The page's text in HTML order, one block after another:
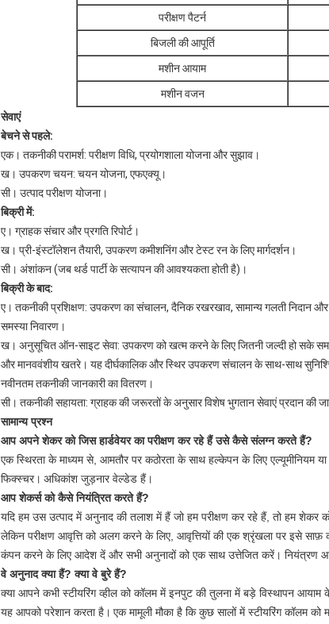
परीक्षण पैटर्न
बिजली की आपूर्ति
मशीन आयाम
मशीन वजन
सेवाएं
बेचने से पहले:
एक। तकनीकी परामर्श: परीक्षण विधि, प्रयोगशाला योजना और सुझाव।
ख। उपकरण चयन: चयन योजना, एफएक्यू।
सी। उत्पाद परीक्षण योजना।
बिक्री में:
ए। ग्राहक संचार और प्रगति रिपोर्ट।
ख। प्री-इंस्टॉलेशन तैयारी, उपकरण कमीशनिंग और टेस्ट रन के लिए मार्गदर्शन।
सी। अंशांकन (जब थर्ड पार्टी के सत्यापन की आवश्यकता होती है)।
बिक्री के बाद:
ए। तकनीकी प्रशिक्षण: उपकरण का संचालन, दैनिक रखरखाव, सामान्य गलती निदान और
समस्या निवारण।
ख। अनुसूचित ऑन-साइट सेवा: उपकरण को खत्म करने के लिए जितनी जल्दी हो सके
और मानववंशीय खतरे। यह दीर्घकालिक और स्थिर उपकरण संचालन के साथ-साथ
नवीनतम तकनीकी जानकारी का वितरण।
सी। तकनीकी सहायता: ग्राहक की जरूरतों के अनुसार विशेष भुगतान सेवाएं प्रदान की
सामान्य प्रश्न
आप अपने शेकर को जिस हार्डवेयर का परीक्षण कर रहे हैं उसे कैसे संलग्न करते हैं?
एक स्थिरता के माध्यम से, आमतौर पर कठोरता के साथ हल्केपन के लिए एल्यूमीनियम या
फिक्स्चर। अधिकांश जुड़नार वेल्डेड हैं।
आप शेकर्स को कैसे नियंत्रित करते हैं?
यदि हम उस उत्पाद में अनुनाद की तलाश में हैं जो हम परीक्षण कर रहे हैं, तो हम
लेकिन परीक्षण आवृत्ति को अलग करने के लिए, आवृत्तियों की एक श्रृंखला पर इसे
कंपन करने के लिए आदेश दें और सभी अनुनादों को एक साथ उत्तेजित करें। नियंत्रण
वे अनुनाद क्या हैं? क्या वे बुरे हैं?
क्या आपने कभी स्टीयरिंग व्हील को कॉलम में इनपुट की तुलना में बड़े विस्थापन
यह आपको परेशान करता है। एक मामूली मौका है कि कुछ सालों में स्टीयरिंग कॉलम